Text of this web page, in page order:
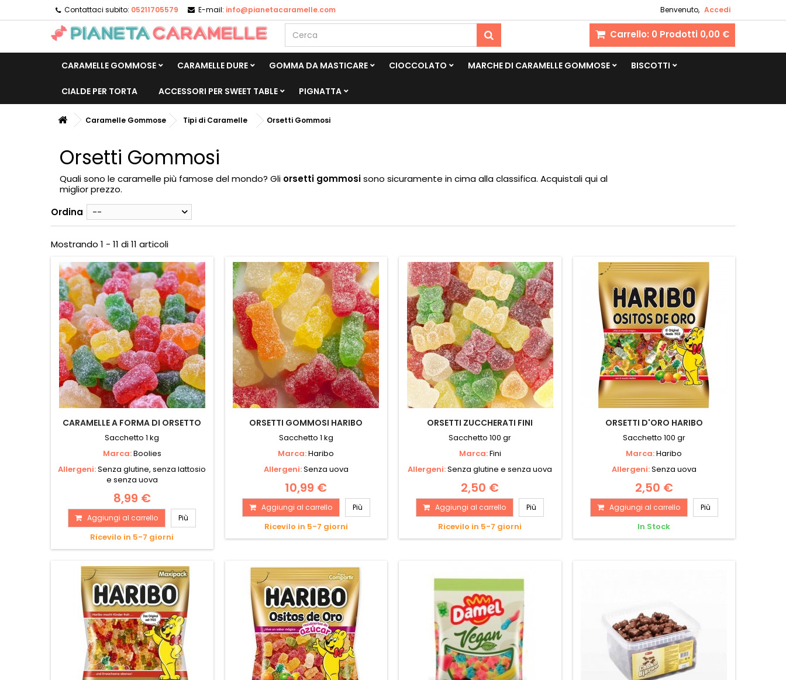
Benvenuto, Accedi
Contattaci subito: 05211705579 E-mail: info@pianetacaramelle.com
Carrello: 0 Prodotti 0,00 €
CARAMELLE GOMMOSE CARAMELLE DURE GOMMA DA MASTICARE CIOCCOLATO MARCHE DI CARAMELLE GOMMOSE BISCOTTI
CIALDE PER TORTA ACCESSORI PER SWEET TABLE PIGNATTA
Caramelle Gommose Tipi di Caramelle Orsetti Gommosi
Orsetti Gommosi
Quali sono le caramelle più famose del mondo? Gli orsetti gommosisono sicuramente in cima alla classifica. Acquistali qui al
miglior prezzo.
Ordina
--
Mostrando 1 - 11 di 11 articoli
CARAMELLE A FORMA DI ORSETTO
Sacchetto 1 kg
Marca:Boolies
Allergeni:Senza glutine, senza lattosio
e senza uova
8,99 €
Aggiungi al carrello Più
Ricevilo in 5-7 giorni
ORSETTI GOMMOSI HARIBO
Sacchetto 1 kg
Marca:Haribo
Allergeni:Senza uova
10,99 €
Aggiungi al carrello Più
Ricevilo in 5-7 giorni
ORSETTI ZUCCHERATI FINI
Sacchetto 100 gr
Marca:Fini
Allergeni:Senza glutine e senza uova
2,50 €
Aggiungi al carrello Più
Ricevilo in 5-7 giorni
ORSETTI D'ORO HARIBO
Sacchetto 100 gr
Marca:Haribo
Allergeni:Senza uova
2,50 €
Aggiungi al carrello Più
In Stock